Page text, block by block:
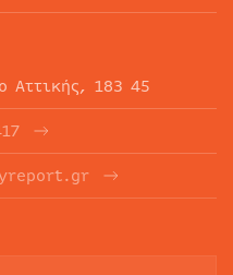
Αττικής, 183 45